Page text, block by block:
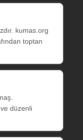
kumas.org
toptan
düzenli